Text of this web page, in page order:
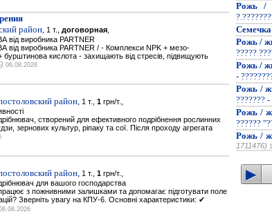
район, 1 т., договорная
від виробника PARTNER
від виробника PARTNER / - Комплекси NPK + мезо-
бурштинова кислота - захищають від стресів, підвищують
06.08.2026
район, 1 т., 1 грн/т.,
створений для ефективного подрібнення рослинних
зернових культур, ріпаку та сої. Після проходу агрегата
район, 1 т., 1 грн/т.,
для вашого господарства
з пожнивними залишками та допомагає підготувати поле
Зверніть увагу на КПУ-6. Основні характеристики: ✔
Рожь /
Рожь /
?????
Рожь /
-
Рожь /
???????
Рожь /
??????
Рожь /
1711476)